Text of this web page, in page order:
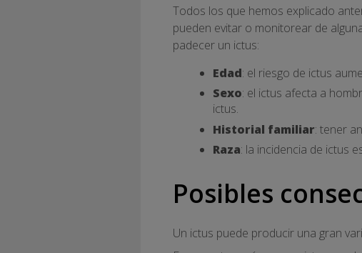
Todos los que hemos explicado
pueden evitar o monitorear de
padecer un ictus:
Edad: el riesgo de ictus
Sexo: el ictus afecta a
ictus.
Historial familiar: tener
Raza: la incidencia de ictus
Posibles
Un ictus puede producir una gran